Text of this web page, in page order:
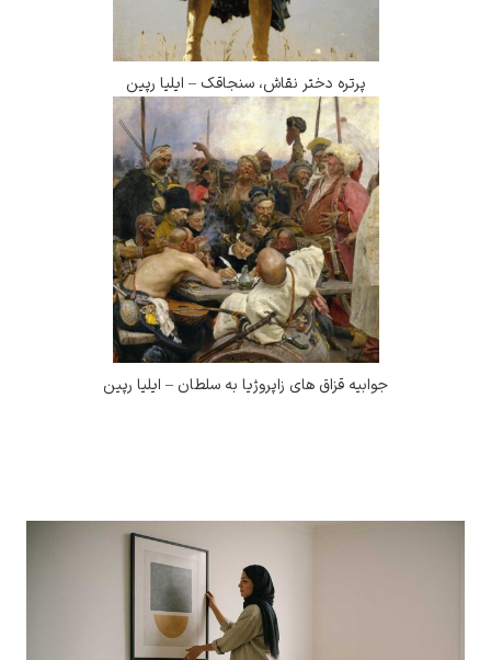
پرتره دختر نقاش، سنجاقک – ایلیا رپین
قزاق های زاپروژیا به سلطان – ایلیا رپین